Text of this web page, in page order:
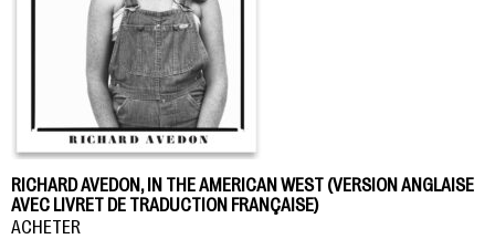
RICHARD AVEDON, IN THE AMERICAN WEST (VERSION ANGLAISE
AVEC LIVRET DE TRADUCTION FRANÇAISE)
ACHETER